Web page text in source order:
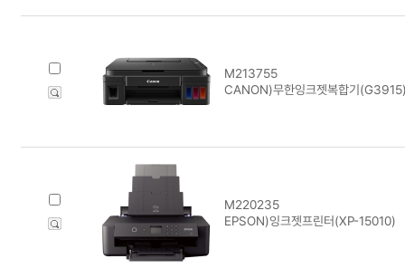
M213755
CANON)무한잉크젯복합기
M220235
EPSON)잉크젯프린터(XP-15010)